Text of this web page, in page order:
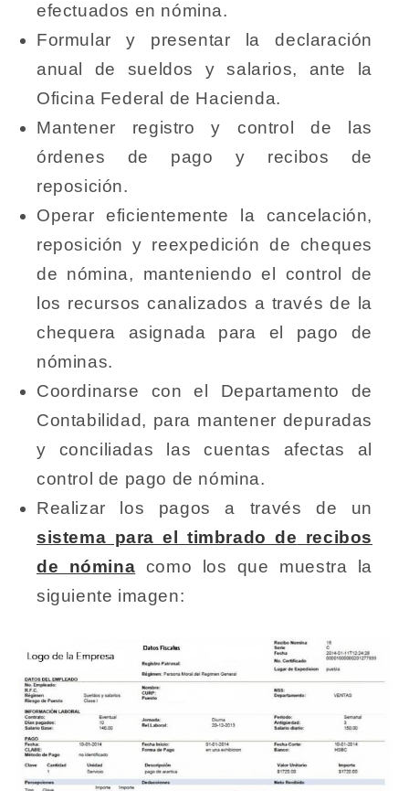
efectuados en nómina.
Formular y presentar la declaración
anual de sueldos y salarios, ante la
Oficina Federal de Hacienda.
Mantener registro y control de las
órdenes de pago y recibos de
reposición.
Operar eficientemente la cancelación,
reposición y reexpedición de cheques
de nómina, manteniendo el control de
los recursos canalizados a través de la
chequera asignada para el pago de
nóminas.
Coordinarse con el Departamento de
Contabilidad, para mantener depuradas
y conciliadas las cuentas afectas al
control de pago de nómina.
Realizar los pagos a través de un
sistema para el timbrado de recibos
de nómina como los que muestra la
siguiente imagen: